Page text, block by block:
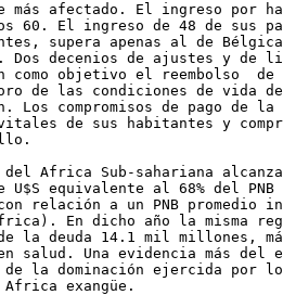
afectado. El ingreso por
60. El ingreso de 48 de sus
supera apenas al de
Dos decenios de ajustes y de
objetivo el reembolso  de
de las condiciones de vida
compromisos de pago de la
de sus habitantes y
Africa Sub-sahariana
equivalente al 68% del
relación a un PNB promedio
En dicho año la misma
la deuda 14.1 mil millones,
salud. Una evidencia más del
la dominación ejercida por
exangüe.